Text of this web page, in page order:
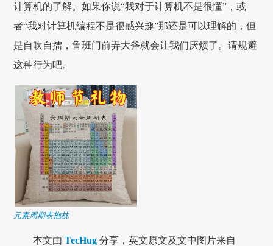
计算机的了解。如果你说“我对于计算机不是很懂”，或
者“我对计算机编程不是很感兴趣”那还是可以理解的，但
是自吹自擂，鲁班门前弄大斧就会让我们厌烦了。请规避
这种行为吧。
元素周期表抱枕
本文由TecHug 分享，英文原文及文中图片来自